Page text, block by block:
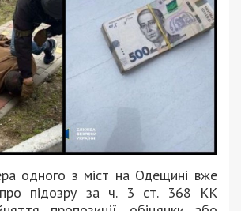
одного з міст на Одещині вже
про підозру за ч. 3 ст. 368 КК